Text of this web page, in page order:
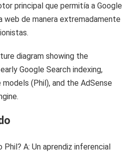
principal que permitía a Google
web de manera extremadamente
Phil? A: Un aprendiz inferencial